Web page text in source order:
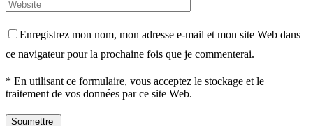
Enregistrez mon nom, mon adresse e-mail et mon site Web dans
ce navigateur pour la prochaine fois que je commenterai.
* En utilisant ce formulaire, vous acceptez le stockage et le
traitement de vos données par ce site Web.